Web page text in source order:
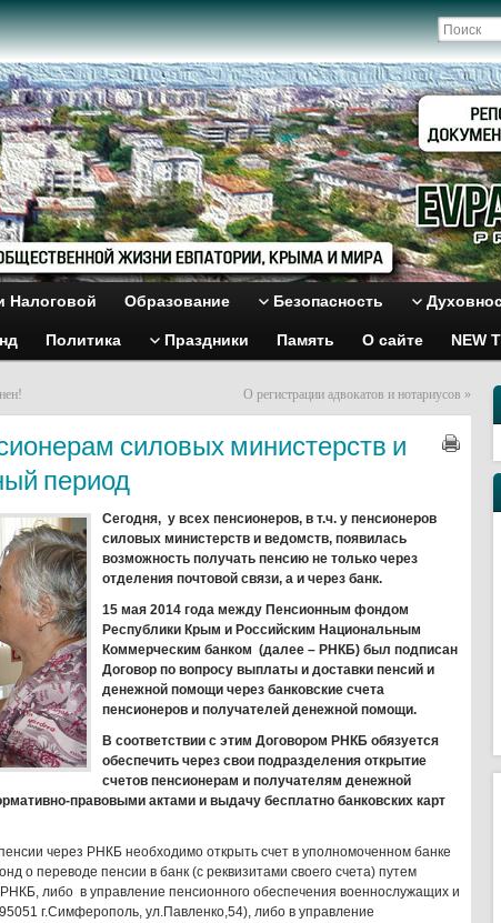
Налоговой Образование Безопасность
Политика Праздники Память О сайте NEW
О регистрации адвокатов и нотариусов »
силовых министерств и
период
Сегодня, у всех пенсионеров, в т.ч. у пенсионеров
силовых министерств и ведомств, появилась
возможность получать пенсию не только через
отделения почтовой связи, а и через банк.
15 мая 2014 года между Пенсионным фондом
Республики Крым и Российским Национальным
Коммерческим банком (далее – РНКБ) был подписан
Договор по вопросу выплаты и доставки пенсий и
денежной помощи через банковские счета
пенсионеров и получателей денежной помощи.
В соответствии с этим Договором РНКБ обязуется
обеспечить через свои подразделения открытие
счетов пенсионерам и получателям денежной
правовыми актами и выдачу бесплатно банковских карт
через РНКБ необходимо открыть счет в уполномоченном банке
о переводе пенсии в банк (с реквизитами своего счета) путем
либо в управление пенсионного обеспечения военнослужащих и
г.Симферополь, ул.Павленко,54), либо в управление